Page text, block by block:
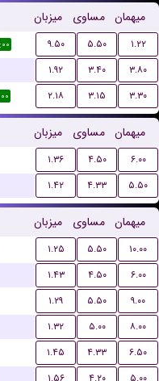
میزبان مساوی میهمان
۹.۵۰ ۵.۵۰
۱.۲۲
۱.۹۲ ۳.۴۰
۳.۸۰
۲.۱۸ ۳.۱۵ ۳.۳۰
میزبان مساوی میهمان
۱.۳۶ ۴.۵۰
۶.۰۰
۱.۴۲ ۴.۳۳ ۵.۵۰
میزبان مساوی میهمان
۱.۲۵ ۵.۵۰
۱۰.۰۰
۱.۴۳ ۴.۵۰
۶.۰۰
۱.۲۹ ۵.۵۰
۹.۰۰
۱.۳۲ ۵.۰۰
۸.۰۰
۱.۴۵ ۴.۳۳
۶.۵۰